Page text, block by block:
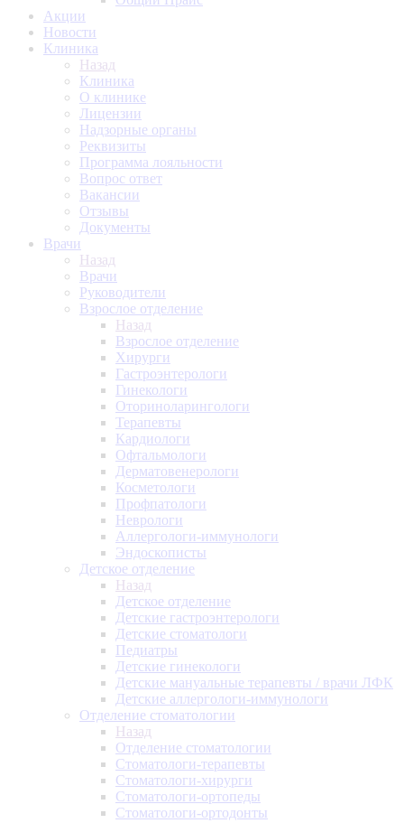
Акции
Новости
Клиника
Назад
Клиника
О клинике
Лицензии
Надзорные органы
Реквизиты
Программа лояльности
Вопрос ответ
Вакансии
Отзывы
Документы
Врачи
Назад
Врачи
Руководители
Взрослое отделение
Назад
Взрослое отделение
Хирурги
Гастроэнтерологи
Гинекологи
Оториноларингологи
Терапевты
Кардиологи
Офтальмологи
Дерматовенерологи
Косметологи
Профпатологи
Неврологи
Аллергологи-иммунологи
Эндоскописты
Детское отделение
Назад
Детское отделение
Детские гастроэнтерологи
Детские стоматологи
Педиатры
Детские гинекологи
Детские мануальные терапевты / врачи ЛФК
Детские аллергологи-иммунологи
Отделение стоматологии
Назад
Отделение стоматологии
Стоматологи-терапевты
Стоматологи-хирурги
Стоматологи-ортопеды
Стоматологи-ортодонты